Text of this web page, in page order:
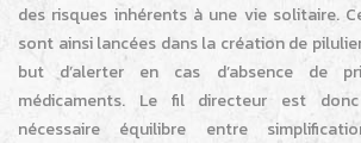
des risques inhérents à une vie solitaire.
sont ainsi lancées dans la création de
but d’alerter en cas d’absence de
médicaments. Le fil directeur est
nécessaire équilibre entre